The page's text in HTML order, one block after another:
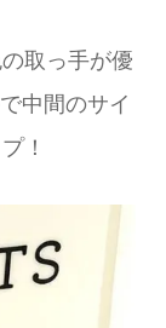
取っ手が優
中間のサイ
！